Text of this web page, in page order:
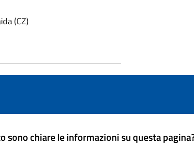
(CZ)
sono chiare le informazioni su questa